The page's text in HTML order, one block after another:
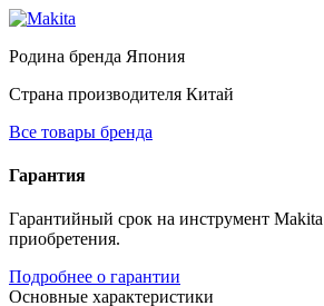
Родина бренда Япония
Страна производителя Китай
Все товары бренда
Гарантия
Гарантийный срок на инструмент Makita
приобретения.
Подробнее о гарантии
Основные характеристики